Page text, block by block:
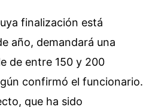
finalización está
año, demandará una
de entre 150 y 200
confirmó el funcionario.
que ha sido